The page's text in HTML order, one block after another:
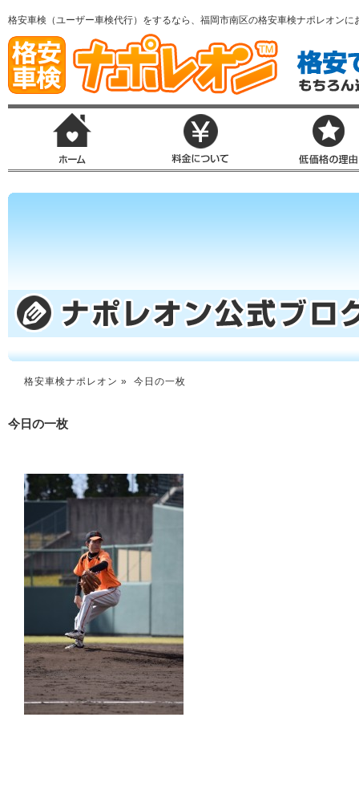
格安車検（ユーザー車検代行）をするなら、福岡市南区の格安車検ナポレオンに
格安車検ナポレオン » 今日の一枚
今日の一枚